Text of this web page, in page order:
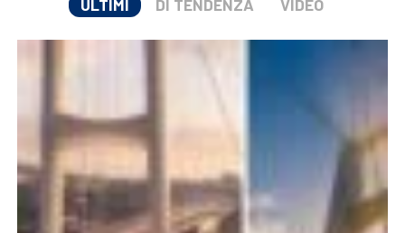
ULTIMI DI TENDENZA VIDEO